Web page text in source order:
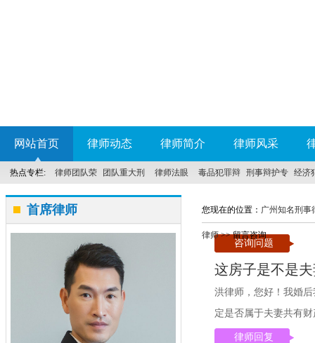
网站首页 律师动态 律师简介 律师风采
热点专栏: 律师团队荣
誉
团队重大刑
事案件
律师法眼 毒品犯罪辩 刑事辩护专 经济
首席律师 您现在的位置： 广州知名刑事
律师>> 留言咨询
咨询问题
这房子是不是
洪律师，您好！我婚
定是否属于夫妻共有
律师回复